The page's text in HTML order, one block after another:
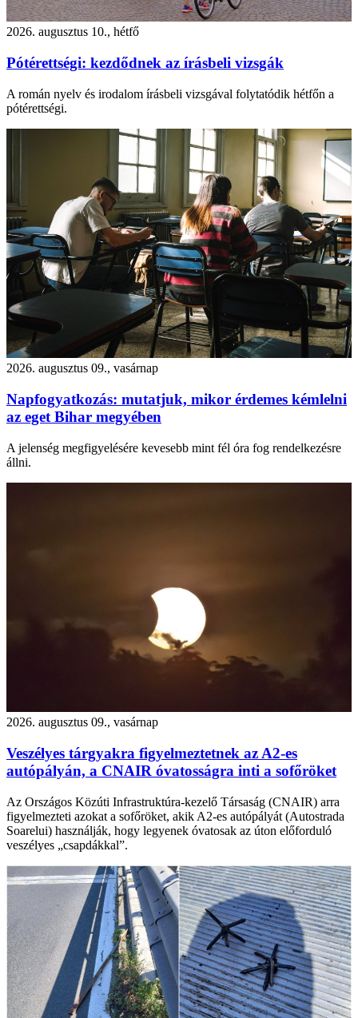
2026. augusztus 10., hétfő
Pótérettségi: kezdődnek az írásbeli vizsgák
A román nyelv és irodalom írásbeli vizsgával folytatódik hétfőn a
pótérettségi.
2026. augusztus 09., vasárnap
Napfogyatkozás: mutatjuk, mikor érdemes kémlelni
az eget Bihar megyében
A jelenség megfigyelésére kevesebb mint fél óra fog rendelkezésre
állni.
2026. augusztus 09., vasárnap
Veszélyes tárgyakra figyelmeztetnek az A2-es
autópályán, a CNAIR óvatosságra inti a sofőröket
Az Országos Közúti Infrastruktúra-kezelő Társaság (CNAIR) arra
figyelmezteti azokat a sofőröket, akik A2-es autópályát (Autostrada
Soarelui) használják, hogy legyenek óvatosak az úton előforduló
veszélyes „csapdákkal”.